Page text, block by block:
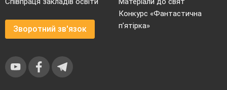
Зворотний зв'язок
Конкурс «Фантастична
п’ятірка»